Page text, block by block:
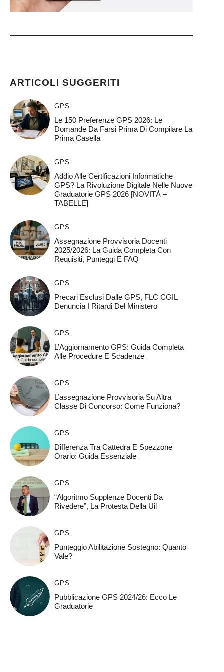
ARTICOLI SUGGERITI
GPS
Le 150 Preferenze GPS 2026: Le
Domande Da Farsi Prima Di Compilare La
Prima Casella
GPS
Addio Alle Certificazioni Informatiche
GPS? La Rivoluzione Digitale Nelle Nuove
Graduatorie GPS 2026 [NOVITÀ –
TABELLE]
GPS
Assegnazione Provvisoria Docenti
2025/2026: La Guida Completa Con
Requisiti, Punteggi E FAQ
GPS
Precari Esclusi Dalle GPS, FLC CGIL
Denuncia I Ritardi Del Ministero
GPS
L’Aggiornamento GPS: Guida Completa
Alle Procedure E Scadenze
GPS
L’assegnazione Provvisoria Su Altra
Classe Di Concorso: Come Funziona?
GPS
Differenza Tra Cattedra E Spezzone
Orario: Guida Essenziale
GPS
“Algoritmo Supplenze Docenti Da
Rivedere”, La Protesta Della Uil
GPS
Punteggio Abilitazione Sostegno: Quanto
Vale?
GPS
Pubblicazione GPS 2024/26: Ecco Le
Graduatorie